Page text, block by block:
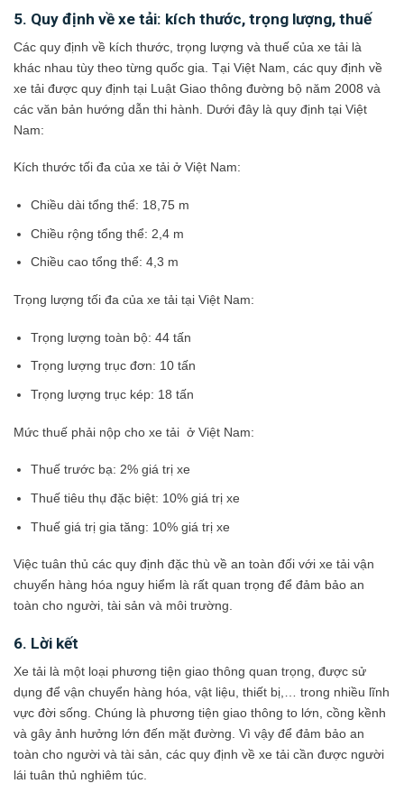
5. Quy định về xe tải: kích thước, trọng lượng, thuế
Các quy định về kích thước, trọng lượng và thuế của xe tải là
khác nhau tùy theo từng quốc gia. Tại Việt Nam, các quy định về
xe tải được quy định tại Luật Giao thông đường bộ năm 2008 và
các văn bản hướng dẫn thi hành. Dưới đây là quy định tại Việt
Nam:
Kích thước tối đa của xe tải ở Việt Nam:
Chiều dài tổng thể: 18,75 m
Chiều rộng tổng thể: 2,4 m
Chiều cao tổng thể: 4,3 m
Trọng lượng tối đa của xe tải tại Việt Nam:
Trọng lượng toàn bộ: 44 tấn
Trọng lượng trục đơn: 10 tấn
Trọng lượng trục kép: 18 tấn
Mức thuế phải nộp cho xe tải ở Việt Nam:
Thuế trước bạ: 2% giá trị xe
Thuế tiêu thụ đặc biệt: 10% giá trị xe
Thuế giá trị gia tăng: 10% giá trị xe
Việc tuân thủ các quy định đặc thù về an toàn đối với xe tải vận
chuyển hàng hóa nguy hiểm là rất quan trọng để đảm bảo an
toàn cho người, tài sản và môi trường.
6. Lời kết
Xe tải là một loại phương tiện giao thông quan trọng, được sử
dụng để vận chuyển hàng hóa, vật liệu, thiết bị,… trong nhiều lĩnh
vực đời sống. Chúng là phương tiện giao thông to lớn, cồng kềnh
và gây ảnh hưởng lớn đến mặt đường. Vì vậy để đảm bảo an
toàn cho người và tài sản, các quy định về xe tải cần được người
lái tuân thủ nghiêm túc.